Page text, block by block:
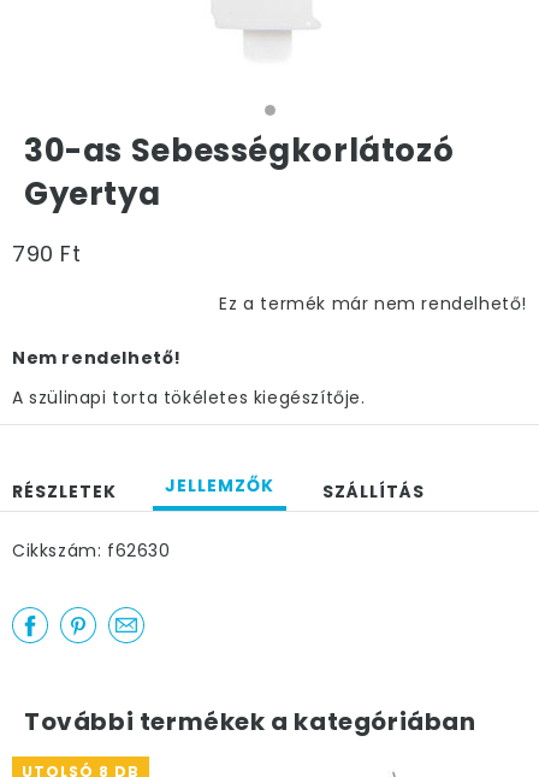
30-as Sebességkorlátozó
Gyertya
790 Ft
Ez a termék már nem rendelhető!
Nem rendelhető!
A szülinapi torta tökéletes kiegészítője.
RÉSZLETEK JELLEMZŐK SZÁLLÍTÁS
Cikkszám: f62630
További termékek a kategóriában
UTOLSÓ 8 DB